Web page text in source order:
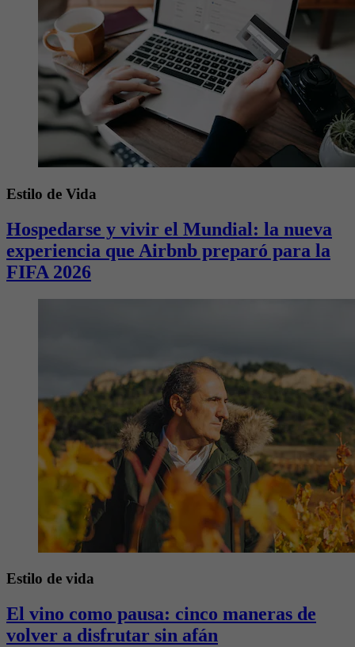
Estilo de Vida
Hospedarse y vivir el Mundial: la nueva
experiencia que Airbnb preparó para la
FIFA 2026
Estilo de vida
El vino como pausa: cinco maneras de
volver a disfrutar sin afán